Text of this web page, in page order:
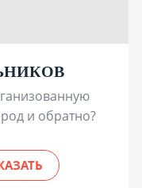
и обратно?